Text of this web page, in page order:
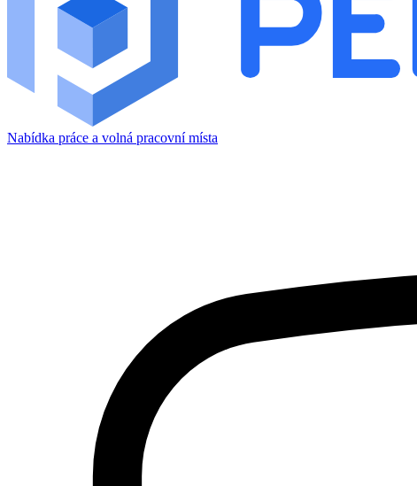
Nabídka práce a volná pracovní místa